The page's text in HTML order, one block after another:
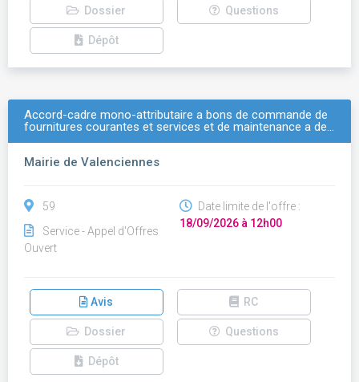
Dossier Questions
Dépôt
Accord-cadre mono-attributaire a bons de commande de
fournitures courantes et services et de maintenance a de…
Mairie de Valenciennes
59
Service - Appel d'Offres
Ouvert
Date limite de l'offre :
18/09/2026 à 12h00
Avis RC
Dossier Questions
Dépôt